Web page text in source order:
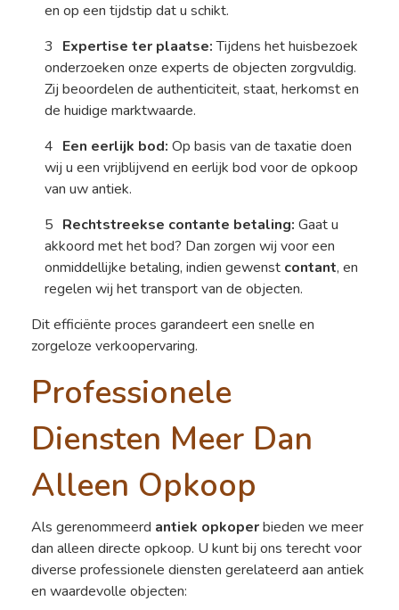
en op een tijdstip dat u schikt.
Expertise ter plaatse:Tijdens het huisbezoek
onderzoeken onze experts de objecten zorgvuldig.
Zij beoordelen de authenticiteit, staat, herkomst en
de huidige marktwaarde.
Een eerlijk bod: Op basis van de taxatie doen
wij u een vrijblijvend en eerlijk bod voor de opkoop
van uw antiek.
Rechtstreekse contante betaling: Gaat u
akkoord met het bod? Dan zorgen wij voor een
onmiddellijke betaling, indien gewenst contant, en
regelen wij het transport van de objecten.
Dit efficiënte proces garandeert een snelle en
zorgeloze verkoopervaring.
Professionele
Diensten Meer Dan
Alleen Opkoop
Als gerenommeerd antiek opkoperbieden we meer
dan alleen directe opkoop. U kunt bij ons terecht voor
diverse professionele diensten gerelateerd aan antiek
en waardevolle objecten: